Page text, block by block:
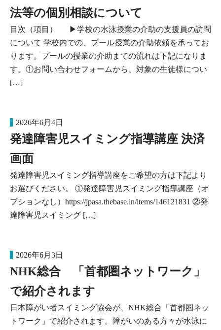
法等の個別相談について
目次（項目） ▶学校の水泳授業の介助の支援員の訪問
について 学校内での、プール授業の介助依頼を承ってお
ります。プールの授業の介助までの流れは下記になりま
す。①お問い合わせフォームから、対象の生徒様につい
[…]
2026年6月4日
発達障害児スイミング指導講座 決済
画面
発達障害児スイミング指導講座をご希望の方は下記より
お選びください。 ①発達障害児スイミング指導講座（オ
プションなし）https://jpasa.thebase.in/items/146121831 ②発
達障害児スイミング […]
2026年6月3日
NHK総合 「首都圏ネットワーク」
で紹介されます
日本障がい者スイミング協会が、NHK総合「首都圏ネッ
トワーク」で紹介されます。障がいのある方々が水泳に